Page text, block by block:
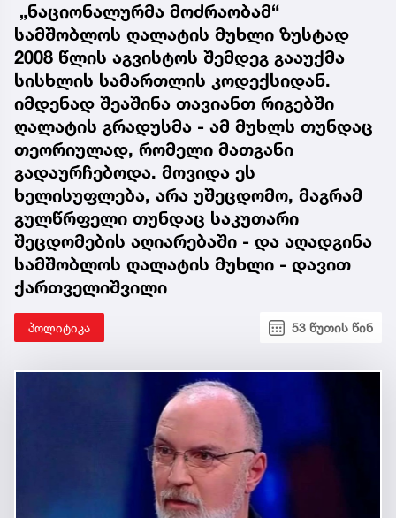
„ნაციონალურმა მოძრაობამ“
სამშობლოს ღალატის მუხლი ზუსტად
2008 წლის აგვისტოს შემდეგ გააუქმა
სისხლის სამართლის კოდექსიდან.
იმდენად შეაშინა თავიანთ რიგებში
ღალატის გრადუსმა - ამ მუხლს თუნდაც
თეორიულად, რომელი მათგანი
გადაურჩებოდა. მოვიდა ეს
ხელისუფლება, არა უშეცდომო, მაგრამ
გულწრფელი თუნდაც საკუთარი
შეცდომების აღიარებაში - და აღადგინა
სამშობლოს ღალატის მუხლი - დავით
ქართველიშვილი
პოლიტიკა 53 წუთის წინ